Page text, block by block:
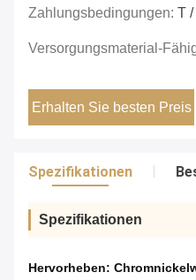
Zahlungsbedingungen: T /
Versorgungsmaterial-
Erhalten Sie besten Preis
Spezifikationen
Spezifikationen
Hervorheben: